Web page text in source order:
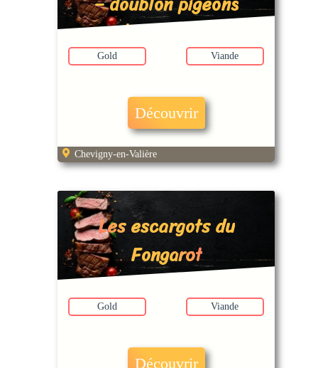
de patrice ?
Gold Viande
Découvrir
Chevigny-en-Valière
Les escargots du
Fongarot
Gold Viande
Découvrir